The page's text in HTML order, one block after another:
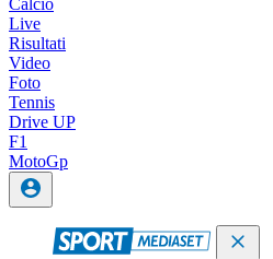
Calcio
Live
Risultati
Video
Foto
Tennis
Drive UP
F1
MotoGp